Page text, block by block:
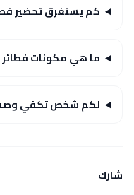
كم يستغرق تحضير
ما هي مكونات
لكم شخص تكفي
شارك